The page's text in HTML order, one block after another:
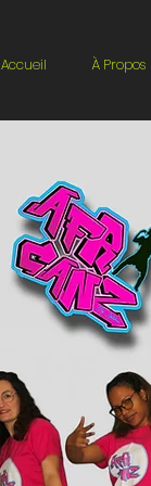
Accueil À Propos